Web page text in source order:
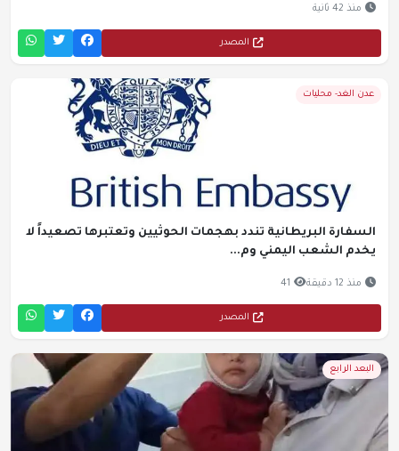
منذ 42 ثانية
المصدر
عدن الغد- محليات
السفارة البريطانية تندد بهجمات الحوثيين وتعتبرها تصعيداً لا
يخدم الشعب اليمني وم...
منذ 12 دقيقة 41
المصدر
البعد الرابع